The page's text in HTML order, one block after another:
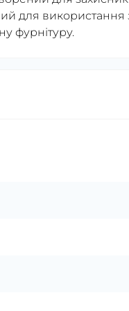
для використання
фурнітуру.